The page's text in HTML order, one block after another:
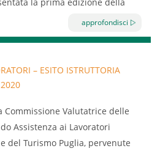
organizzata dall’Ente Bilaterale
dell’Assessorato al
152 – Regione Puglia
il 10 marzo e a Foggia il 12
obiettivo quello di offrire
non, inoccupati e disoccupati, di
occupazionale/lavorativa,
promozione e
approfondisci
– ESITO ISTRUTTORIA
Commissione Valutatrice delle
Assistenza ai Lavoratori
del Turismo Puglia, pervenute